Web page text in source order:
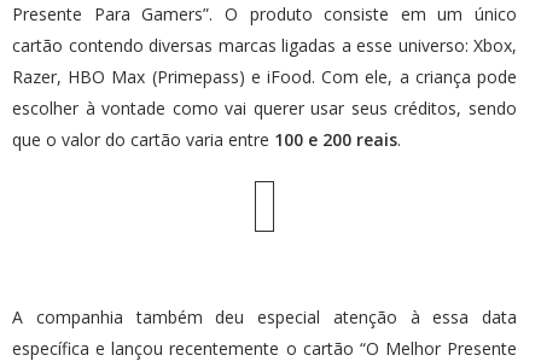
Presente Para Gamers”. O produto consiste em um único
cartão contendo diversas marcas ligadas a esse universo: Xbox,
Razer, HBO Max (Primepass) e iFood. Com ele, a criança pode
escolher à vontade como vai querer usar seus créditos, sendo
que o valor do cartão varia entre 100 e 200 reais.
A companhia também deu especial atenção à essa data
específica e lançou recentemente o cartão “O Melhor Presente